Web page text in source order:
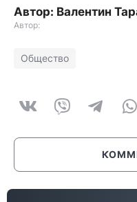
Автор: Валентин
Автор:
Общество